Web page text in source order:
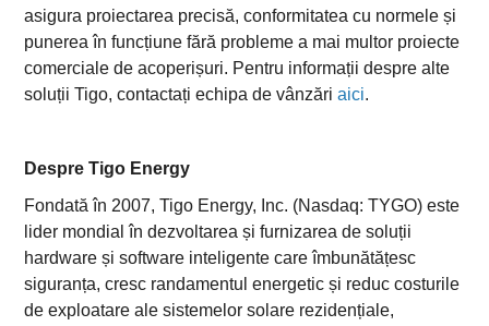
asigura proiectarea precisă, conformitatea cu normele și
punerea în funcțiune fără probleme a mai multor proiecte
comerciale de acoperișuri. Pentru informații despre alte
soluții Tigo, contactați echipa de vânzăriaici.
Despre Tigo Energy
Fondată în 2007, Tigo Energy, Inc. (Nasdaq: TYGO) este
lider mondial în dezvoltarea și furnizarea de soluții
hardware și software inteligente care îmbunătățesc
siguranța, cresc randamentul energetic și reduc costurile
de exploatare ale sistemelor solare rezidențiale,